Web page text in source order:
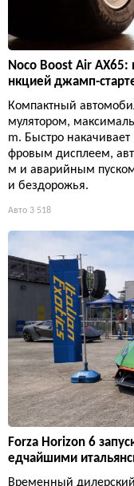
Noco Boost Air
нкцией джамп-
Компактный
мулятором,
m. Быстро
фровым дисплеем,
м и аварийным
и бездорожья.
Авто 3 518
Forza Horizon 6
едчайшими
Временный